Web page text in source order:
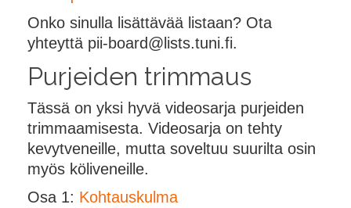
Onko sinulla lisättävää listaan? Ota
yhteyttä pii-board@lists.tuni.fi.
Purjeiden trimmaus
Tässä on yksi hyvä videosarja purjeiden
trimmaamisesta. Videosarja on tehty
kevytveneille, mutta soveltuu suurilta osin
myös köliveneille.
Osa 1: Kohtauskulma